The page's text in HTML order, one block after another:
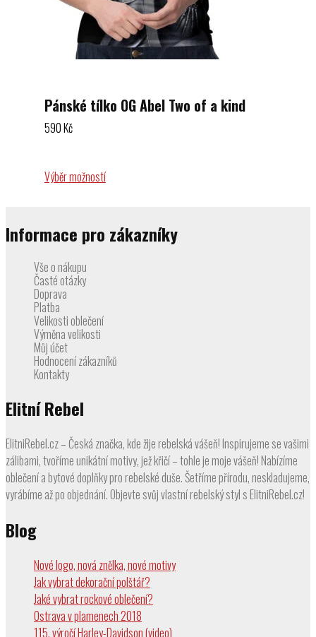
Pánské tílko OG Abel Two of a kind
590Kč
Výběr možností
Informace pro zákazníky
Vše o nákupu
Časté otázky
Doprava
Platba
Velikosti oblečení
Výměna velikosti
Můj účet
Hodnocení zákazníků
Kontakty
Elitní Rebel
ElitniRebel.cz – Česká značka, kde žije rebelská vášeň! Inspirujeme se vašimi
zálibami, tvoříme unikátní motivy, jež křičí – tohle je moje vášeň! Nabízíme
oblečení a bytové doplňky pro rebelské duše. Šetříme přírodu, neskladujeme,
vyrábíme až po objednání. Objevte svůj vlastní rebelský styl s ElitniRebel.cz!
Blog
Nové logo, nová znělka, nové motivy
Jak vybrat dekorační polštář?
Jaké vybrat rockové oblečení?
Ostrava v plamenech 2018
115. výročí Harley-Davidson (video)